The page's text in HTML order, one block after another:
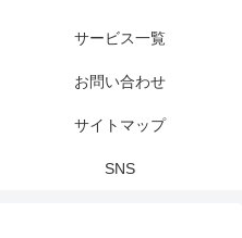
サービス一覧
お問い合わせ
サイトマップ
SNS